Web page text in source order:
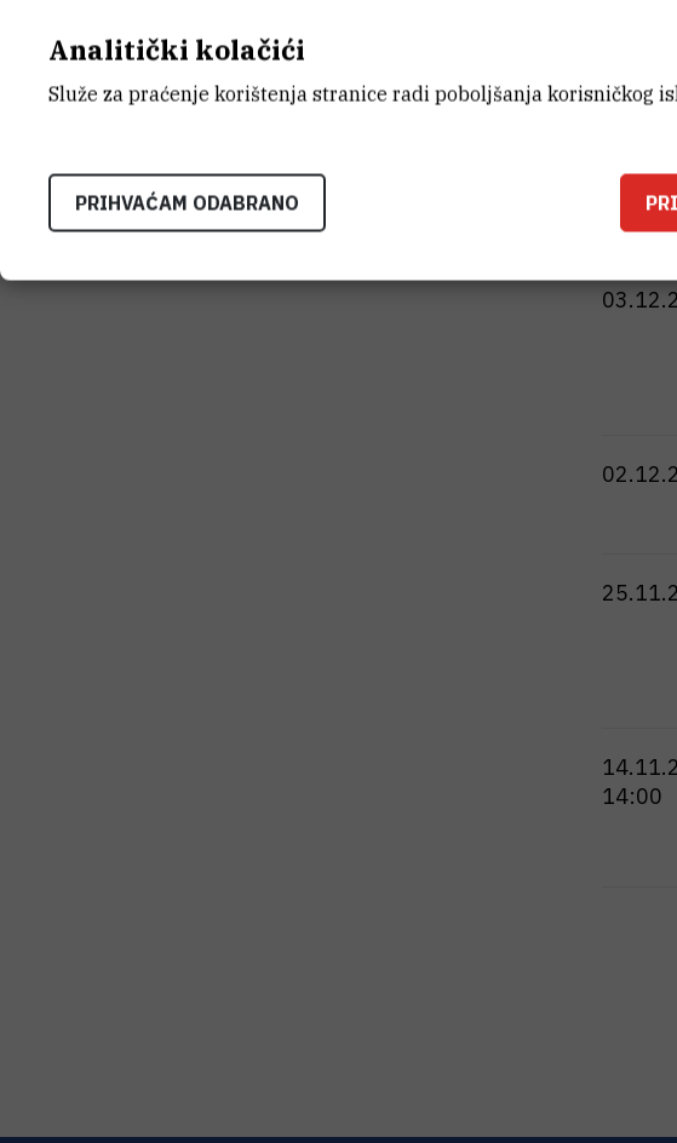
17:00
14:00
Analitički kolačići
Služe za praćenje korištenja stranice radi poboljšanja korisničkog
PRIHVAĆAM ODABRANO